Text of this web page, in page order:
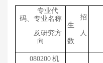
专业代
码、 专业名称
及研究方
向
招
生
人
数
080200 机